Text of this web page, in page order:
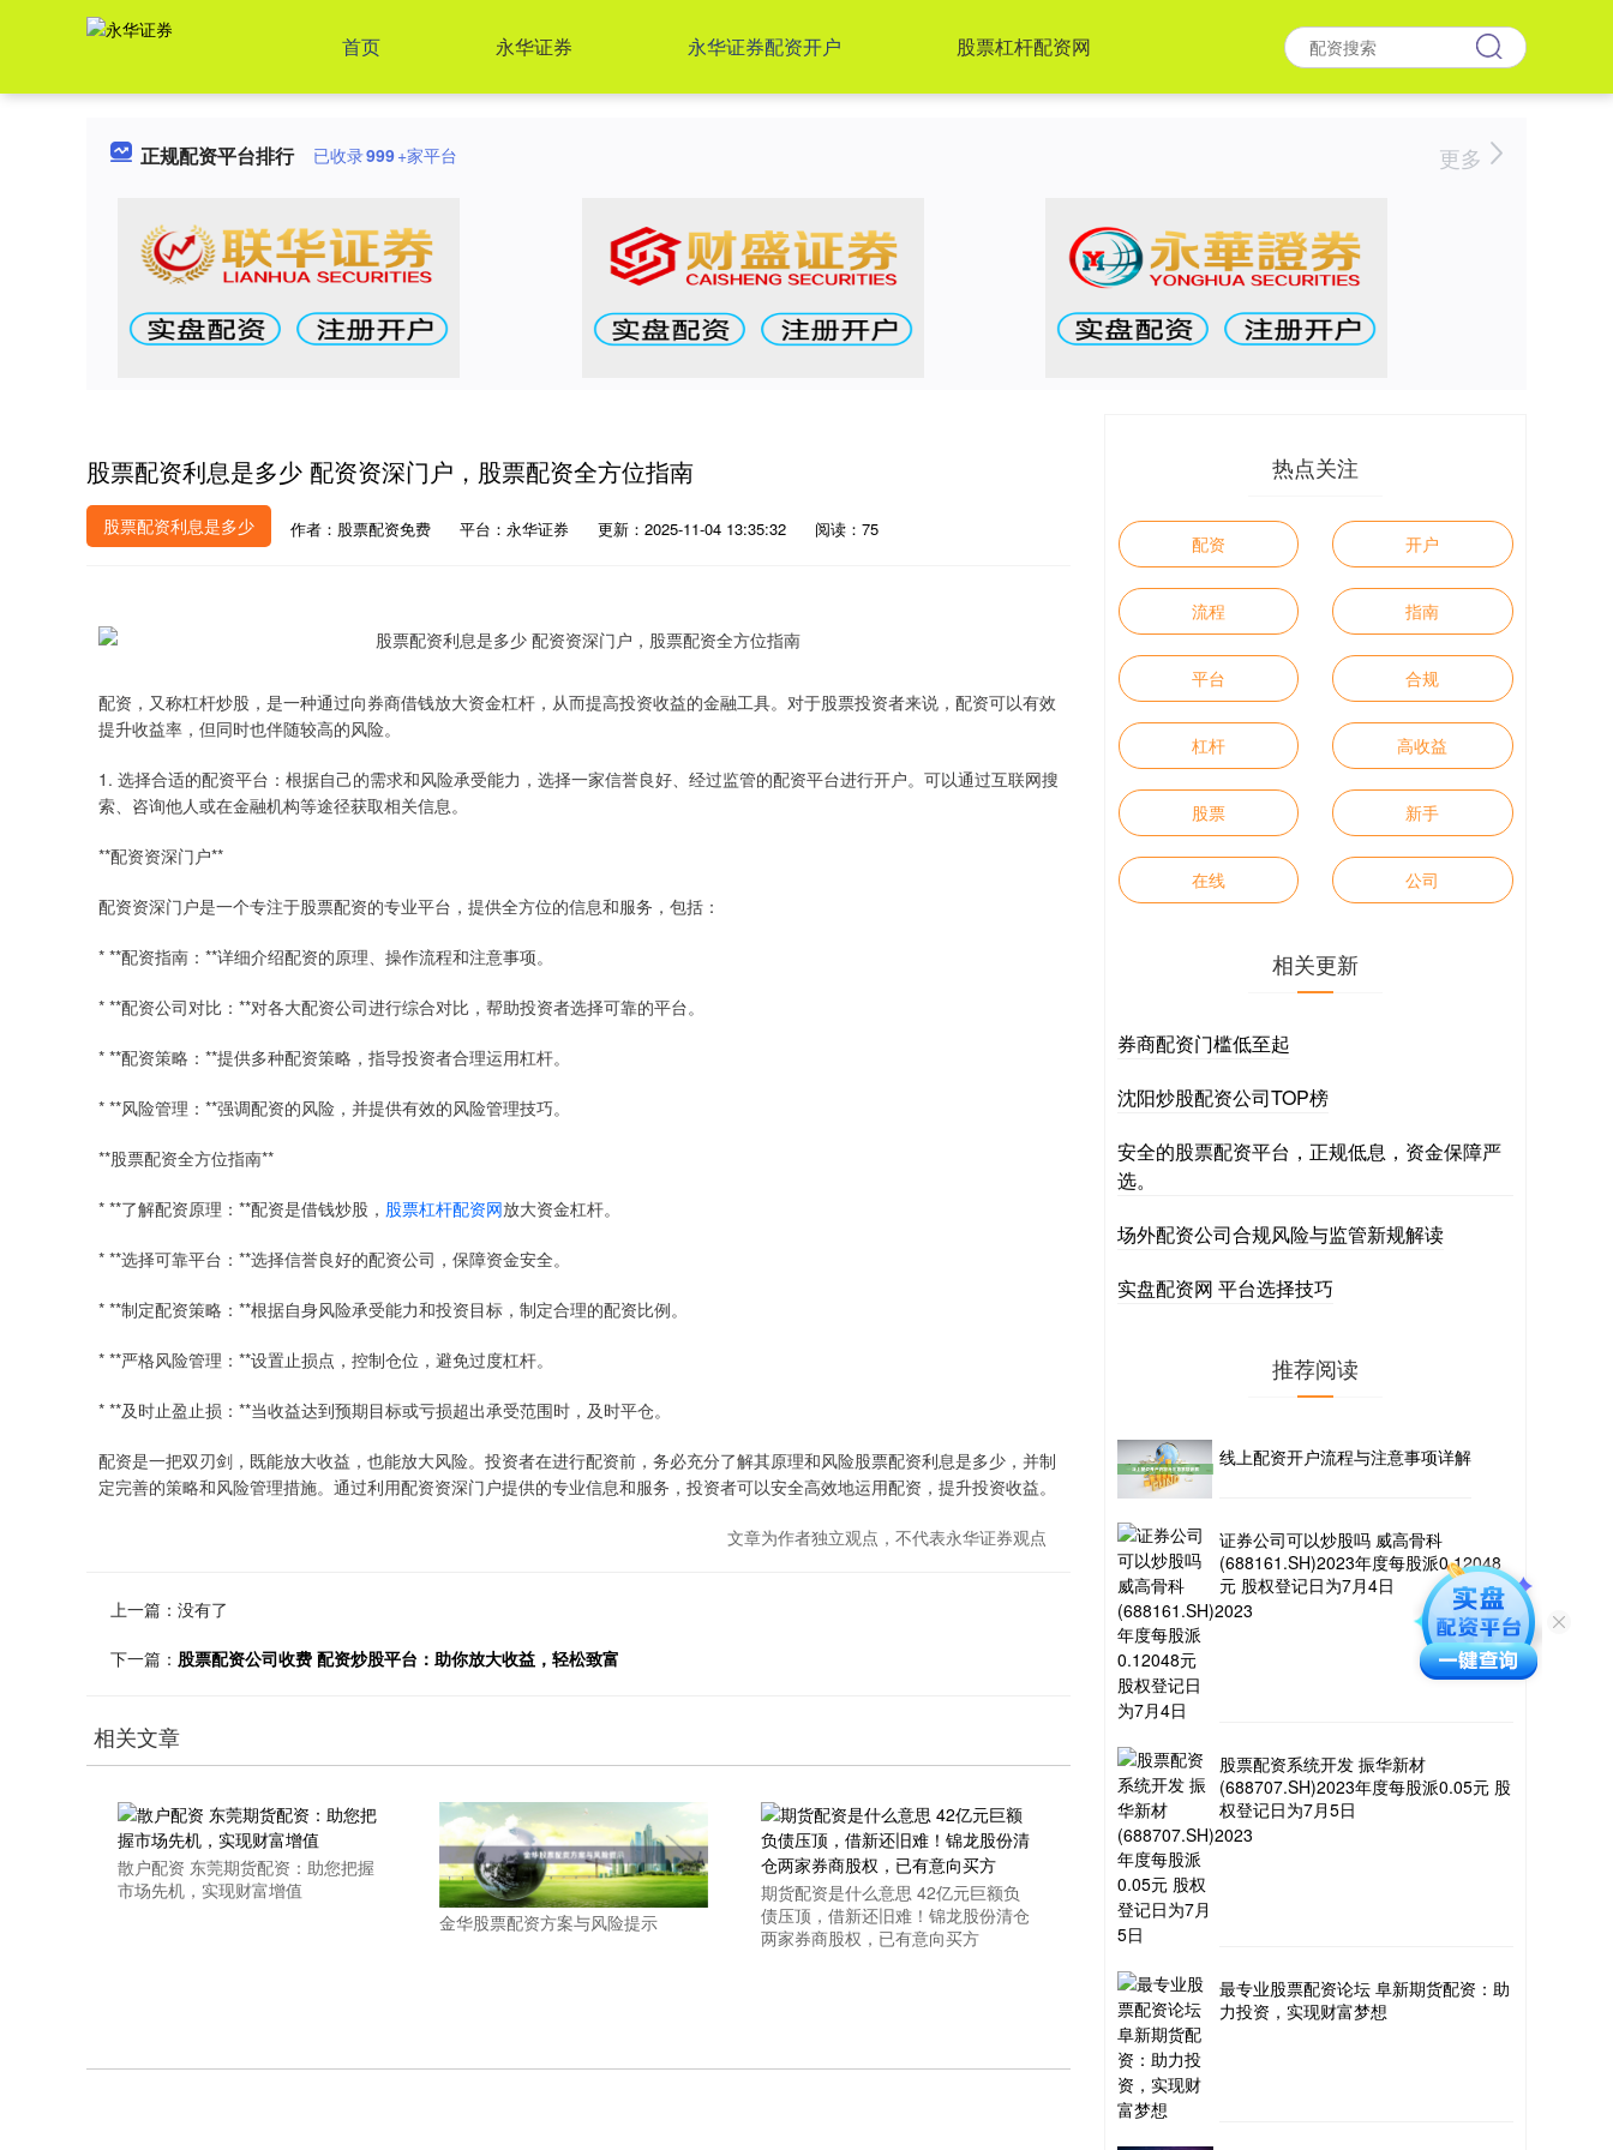
首页 永华证券 永华证券配资开户 股票杠杆配资网
正规配资平台排行 已收录999+家平台 更多
股票配资利息是多少 配资资深门户，股票配资全方位指南
股票配资利息是多少 作者：股票配资免费 平台：永华证券 更新：2025-11-04 13:35:32 阅读：75
配资，又称杠杆炒股，是一种通过向券商借钱放大资金杠杆，从而提高投资收益的金融工具。对于股票投资者来说，配资可以有效
提升收益率，但同时也伴随较高的风险。
1. 选择合适的配资平台：根据自己的需求和风险承受能力，选择一家信誉良好、经过监管的配资平台进行开户。可以通过互联网搜
索、咨询他人或在金融机构等途径获取相关信息。
**配资资深门户**
配资资深门户是一个专注于股票配资的专业平台，提供全方位的信息和服务，包括：
* **配资指南：**详细介绍配资的原理、操作流程和注意事项。
* **配资公司对比：**对各大配资公司进行综合对比，帮助投资者选择可靠的平台。
* **配资策略：**提供多种配资策略，指导投资者合理运用杠杆。
* **风险管理：**强调配资的风险，并提供有效的风险管理技巧。
**股票配资全方位指南**
* **了解配资原理：**配资是借钱炒股， 股票杠杆配资网放大资金杠杆。
* **选择可靠平台：**选择信誉良好的配资公司，保障资金安全。
* **制定配资策略：**根据自身风险承受能力和投资目标，制定合理的配资比例。
* **严格风险管理：**设置止损点，控制仓位，避免过度杠杆。
* **及时止盈止损：**当收益达到预期目标或亏损超出承受范围时，及时平仓。
配资是一把双刃剑，既能放大收益，也能放大风险。投资者在进行配资前，务必充分了解其原理和风险股票配资利息是多少，并制
定完善的策略和风险管理措施。通过利用配资资深门户提供的专业信息和服务，投资者可以安全高效地运用配资，提升投资收益。
文章为作者独立观点，不代表永华证券观点
上一篇：没有了
下一篇： 股票配资公司收费 配资炒股平台：助你放大收益，轻松致富
相关文章
散户配资 东莞期货配资：助您把握
市场先机，实现财富增值
金华股票配资方案与风险提示
期货配资是什么意思 42亿元巨额负
债压顶，借新还旧难！锦龙股份清仓
两家券商股权，已有意向买方
热点关注
配资 开户
流程 指南
平台 合规
杠杆 高收益
股票 新手
在线 公司
相关更新
券商配资门槛低至起
沈阳炒股配资公司TOP榜
安全的股票配资平台，正规低息，资金保障严
选。
场外配资公司合规风险与监管新规解读
实盘配资网 平台选择技巧
推荐阅读
线上配资开户流程与注意事项详解
证券公司可以炒股吗 威高骨科
(688161.SH)2023年度每股派0.12048
元 股权登记日为7月4日
股票配资系统开发 振华新材
(688707.SH)2023年度每股派0.05元 股
权登记日为7月5日
最专业股票配资论坛 阜新期货配资：助
力投资，实现财富梦想